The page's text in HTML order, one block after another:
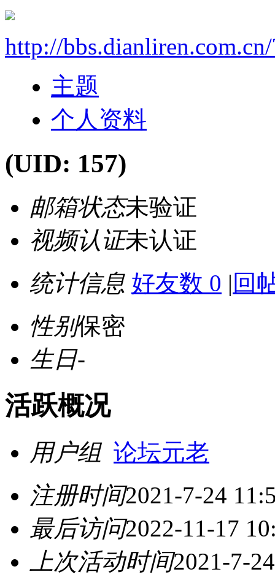
http://
主题
个人资料
(UID: 157)
邮箱状态未验证
视频认证未认证
统计信息 好友数 0 | 回
性别保密
生日-
活跃概况
用户组 论坛元老
注册时间2021-7-24
最后访问2022-11-17
上次活动时间2021-7-